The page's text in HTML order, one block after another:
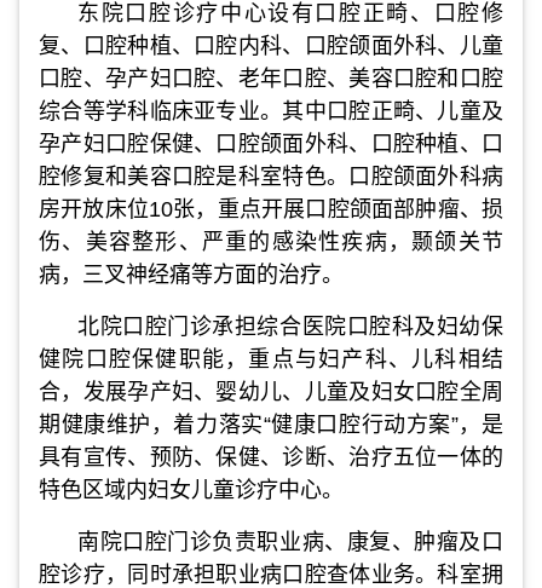
东院口腔诊疗中心设有口腔正畸、口腔修
复、口腔种植、口腔内科、口腔颌面外科、儿童
口腔、孕产妇口腔、老年口腔、美容口腔和口腔
综合等学科临床亚专业。其中口腔正畸、儿童及
孕产妇口腔保健、口腔颌面外科、口腔种植、口
腔修复和美容口腔是科室特色。口腔颌面外科病
房开放床位10张，重点开展口腔颌面部肿瘤、损
伤、美容整形、严重的感染性疾病，颞颌关节
病，三叉神经痛等方面的治疗。
北院口腔门诊承担综合医院口腔科及妇幼保
健院口腔保健职能，重点与妇产科、儿科相结
合，发展孕产妇、婴幼儿、儿童及妇女口腔全周
期健康维护，着力落实“健康口腔行动方案”，是
具有宣传、预防、保健、诊断、治疗五位一体的
特色区域内妇女儿童诊疗中心。
南院口腔门诊负责职业病、康复、肿瘤及口
腔诊疗，同时承担职业病口腔查体业务。科室拥